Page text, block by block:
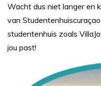
Wacht dus niet langer en
van
studentenhuis zoals
jou past!